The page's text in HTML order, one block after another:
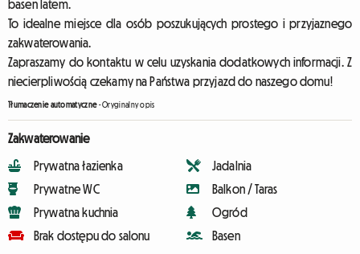
basen latem.
To idealne miejsce dla osób poszukujących prostego i przyjaznego
zakwaterowania.
Zapraszamy do kontaktu w celu uzyskania dodatkowych informacji. Z
niecierpliwością czekamy na Państwa przyjazd do naszego domu!
Tłumaczenie automatyczne-Oryginalny opis
Zakwaterowanie
Prywatna łazienka
Prywatne WC
Prywatna kuchnia
Brak dostępu do salonu
Jadalnia
Balkon / Taras
Ogród
Basen